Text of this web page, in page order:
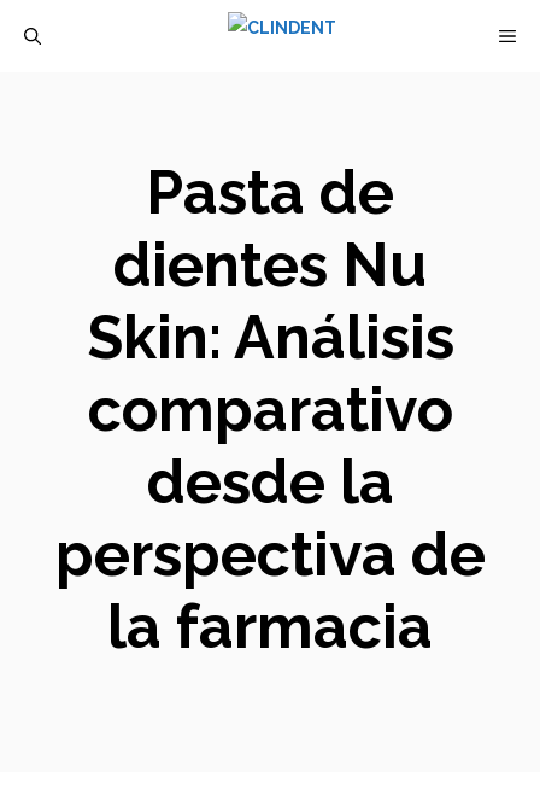
Pasta de
dientes Nu
Skin: Análisis
comparativo
desde la
perspectiva de
la farmacia